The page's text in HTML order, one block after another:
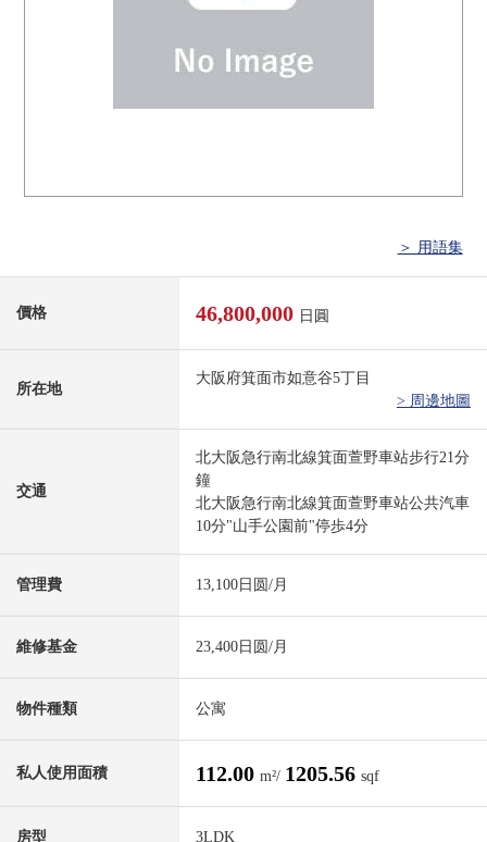
＞ 用語集
價格 46,800,000 日圓
所在地
大阪府箕面市如意谷5丁目
> 周邊地圖
交通
北大阪急行南北線箕面萱野車站步行21分
鐘
北大阪急行南北線箕面萱野車站公共汽車
10分"山手公園前"停歩4分
管理費 13,100日圆/月
維修基金 23,400日圆/月
物件種類 公寓
私人使用面積 112.00 m²/ 1205.56 sqf
房型 3LDK